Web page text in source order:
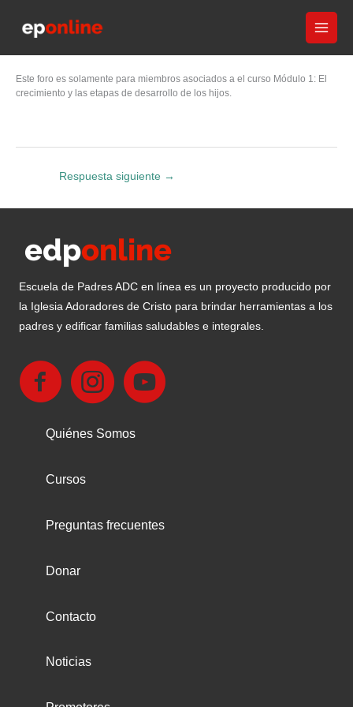
Este foro es solamente para miembros asociados a el curso Módulo 1: El
crecimiento y las etapas de desarrollo de los hijos.
Respuesta siguiente →
Escuela de Padres ADC en línea es un proyecto producido por
la Iglesia Adoradores de Cristo para brindar herramientas a los
padres y edificar familias saludables e integrales.
Quiénes Somos
Cursos
Preguntas frecuentes
Donar
Contacto
Noticias